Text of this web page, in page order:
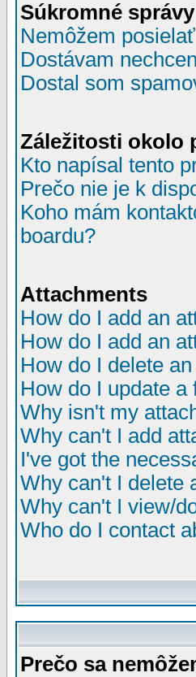
Súkromné správy
Nemôžem
Dostávam
Dostal som
Záležitosti okolo
Kto napísal tento
Prečo nie je k
Koho mám
boardu?
Attachments
How do I add an
How do I add an
How do I delete
How do I update a
Why isn't my
Why can't I add
I've got the
Why can't I delete
Why can't I view/
Who do I contact
Prečo sa